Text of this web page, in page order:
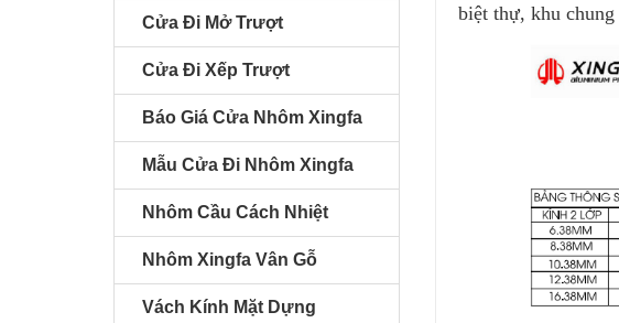
Cửa Đi Mở Trượt
Cửa Đi Xếp Trượt
Báo Giá Cửa Nhôm Xingfa
Mẫu Cửa Đi Nhôm Xingfa
Nhôm Cầu Cách Nhiệt
Nhôm Xingfa Vân Gỗ
Vách Kính Mặt Dựng
biệt thự, khu chung